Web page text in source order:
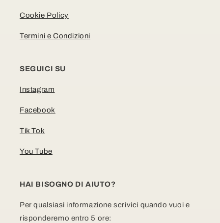
Cookie Policy
Termini e Condizioni
SEGUICI SU
Instagram
Facebook
Tik Tok
You Tube
HAI BISOGNO DI AIUTO?
Per qualsiasi informazione scrivici quando vuoi e
risponderemo entro 5 ore: